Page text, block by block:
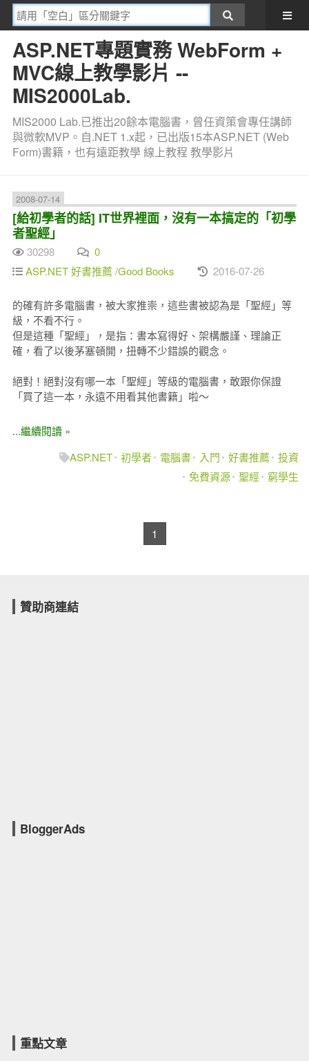
ASP.NET專題實務 WebForm +
MVC線上教學影片 --
MIS2000Lab.
MIS2000 Lab.已推出20餘本電腦書，曾任資策會專任講師
與微軟MVP。自.NET 1.x起，已出版15本ASP.NET (Web
Form)書籍，也有遠距教學 線上教程 教學影片
2008-07-14
[給初學者的話] IT世界裡面，沒有一本搞定的「初學
者聖經」
30298
0
ASP.NET 好書推薦 /Good Books
2016-07-26
的確有許多電腦書，被大家推崇，這些書被認為是「聖經」等
級，不看不行。
但是這種「聖經」，是指：書本寫得好、架構嚴謹、理論正
確，看了以後茅塞頓開，扭轉不少錯誤的觀念。
絕對！絕對沒有哪一本「聖經」等級的電腦書，敢跟你保證
「買了這一本，永遠不用看其他書籍」啦～
...繼續閱讀 »
ASP.NET 初學者 電腦書 入門 好書推薦
投資
免費資源 聖經 窮學生
1
贊助商連結
BloggerAds
重點文章